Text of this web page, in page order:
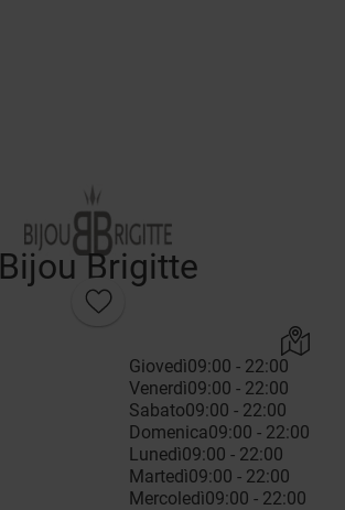
Bijou Brigitte
Giovedì09:00 - 22:00
Venerdì09:00 - 22:00
Sabato09:00 - 22:00
Domenica09:00 - 22:00
Lunedì09:00 - 22:00
Martedì09:00 - 22:00
Mercoledì09:00 - 22:00